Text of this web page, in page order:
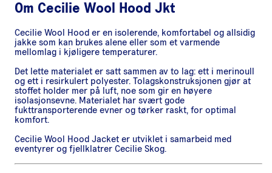
Om Cecilie Wool Hood Jkt
Cecilie Wool Hood er en isolerende, komfortabel og allsidig
jakke som kan brukes alene eller som et varmende
mellomlag i kjøligere temperaturer.
Det lette materialet er satt sammen av to lag: ett i merinoull
og ett i resirkulert polyester. Tolagskonstruksjonen gjør at
stoffet holder mer på luft, noe som gir en høyere
isolasjonsevne. Materialet har svært gode
fukttransporterende evner og tørker raskt, for optimal
komfort.
Cecilie Wool Hood Jacket er utviklet i samarbeid med
eventyrer og fjellklatrer Cecilie Skog.